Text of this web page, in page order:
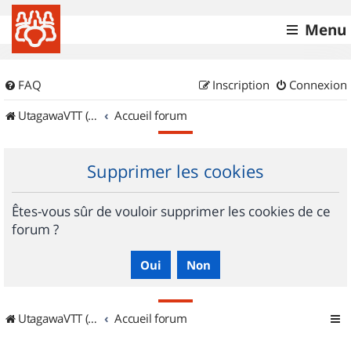
Menu
FAQ Connexion
Inscription
UtagawaVTT (Randos VTT et VTTAE avec traces GPS)
Accueil forum
Supprimer les cookies
Êtes-vous sûr de vouloir supprimer les cookies de ce
forum ?
UtagawaVTT (Randos VTT et VTTAE avec traces GPS) Accueil forum